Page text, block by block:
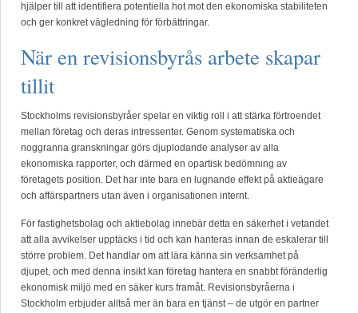
hjälper till att identifiera potentiella hot mot den ekonomiska stabiliteten
och ger konkret vägledning för förbättringar.
När en revisionsbyrås arbete skapar
tillit
Stockholms revisionsbyråer spelar en viktig roll i att stärka förtroendet
mellan företag och deras intressenter. Genom systematiska och
noggranna granskningar görs djuplodande analyser av alla
ekonomiska rapporter, och därmed en opartisk bedömning av
företagets position. Det har inte bara en lugnande effekt på aktieägare
och affärspartners utan även i organisationen internt.
För fastighetsbolag och aktiebolag innebär detta en säkerhet i vetandet
att alla avvikelser upptäcks i tid och kan hanteras innan de eskalerar till
större problem. Det handlar om att lära känna sin verksamhet på
djupet, och med denna insikt kan företag hantera en snabbt föränderlig
ekonomisk miljö med en säker kurs framåt. Revisionsbyråerna i
Stockholm erbjuder alltså mer än bara en tjänst – de utgör en partner